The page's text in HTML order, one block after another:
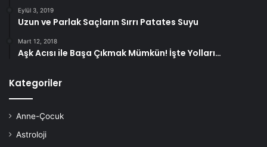
Eylül 3, 2019
Uzun ve Parlak Saçların Sırrı Patates Suyu
Mart 12, 2018
Aşk Acısı ile Başa Çıkmak Mümkün! İşte Yolları…
Kategoriler
Anne-Çocuk
Astroloji